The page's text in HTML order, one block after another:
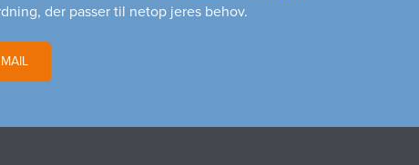
der passer til netop jeres behov.